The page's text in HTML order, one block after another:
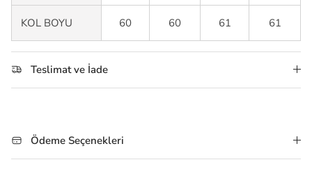
KOL BOYU 60 60 61 61
Teslimat ve İade
Ödeme Seçenekleri